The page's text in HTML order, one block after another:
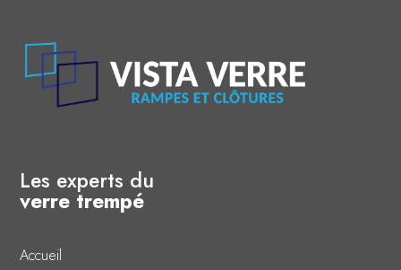
Les experts du
verre trempé
Accueil